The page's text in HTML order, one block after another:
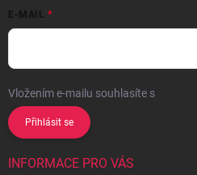
E-MAIL
Vložením e-mailu souhlasíte s
Přihlásit se
INFORMACE PRO VÁS